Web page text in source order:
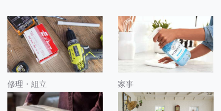
修理・組立 家事